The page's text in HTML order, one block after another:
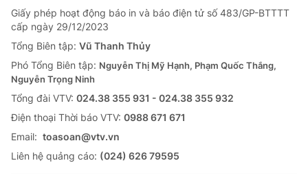
Giấy phép hoạt động báo in và báo điện tử số 483/GP-BTTTT
cấp ngày 29/12/2023
Tổng Biên tập: Vũ Thanh Thủy
Phó Tổng Biên tập: Nguyễn Thị Mỹ Hạnh, Phạm Quốc Thắng,
Nguyễn Trọng Ninh
Tổng đài VTV: 024.38 355 931 - 024.38 355 932
Ðiện thoại Thời báo VTV: 0988 671 671
Email: toasoan@vtv.vn
Liên hệ quảng cáo: (024) 626 79595